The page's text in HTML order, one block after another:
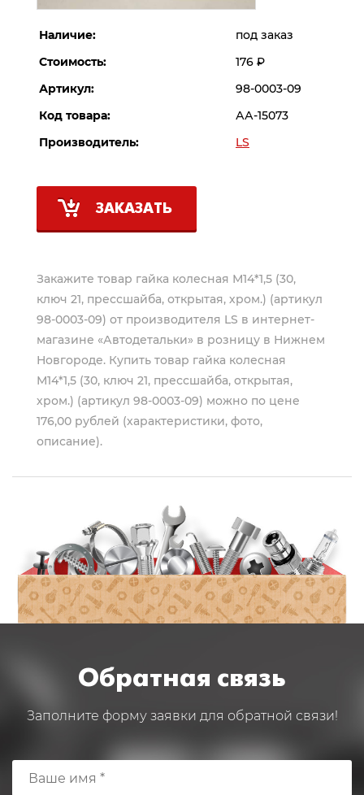
Наличие:
под заказ
Стоимость:
176 Р
Артикул:
98-0003-09
Код товара:
АА-15073
Производитель:
LS
ЗАКАЗАТЬ
Закажите товар гайка колесная М14*1,5 (30,
ключ 21, прессшайба, открытая, хром.) (артикул
98-0003-09) от производителя LS в интернет-
магазине «Автодетальки» в розницу в Нижнем
Новгороде. Купить товар гайка колесная
М14*1,5 (30, ключ 21, прессшайба, открытая,
хром.) (артикул 98-0003-09) можно по цене
176,00 рублей (характеристики, фото,
описание).
Обратная связь
Заполните форму заявки для обратной связи!